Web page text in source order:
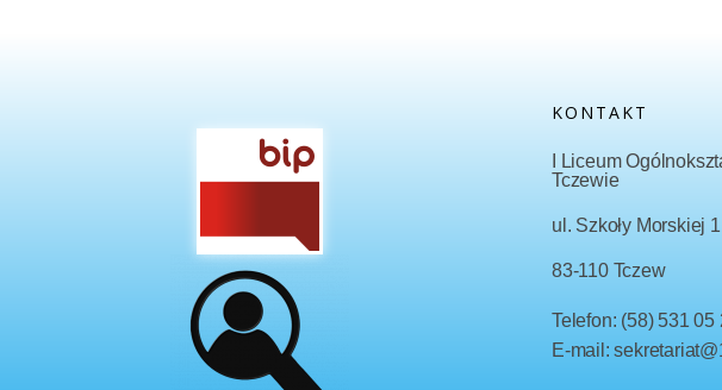
KONTAKT
I Liceum
Tczewie
ul. Szkoły Morskiej 1
83-110 Tczew
Telefon: (58) 531 05
E-mail: